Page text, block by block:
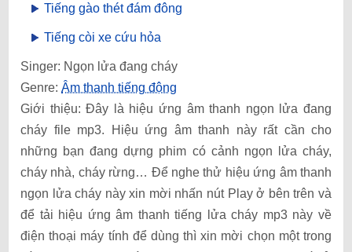
Tiếng gào thét đám đông
Tiếng còi xe cứu hỏa
Singer: Ngọn lửa đang cháy
Genre: Âm thanh tiếng động
Giới thiệu: Đây là hiệu ứng âm thanh ngọn lửa đang
cháy file mp3. Hiệu ứng âm thanh này rất cần cho
những bạn đang dựng phim có cảnh ngọn lửa cháy,
cháy nhà, cháy rừng… Để nghe thử hiệu ứng âm thanh
ngọn lửa cháy này xin mời nhấn nút Play ở bên trên và
để tải hiệu ứng âm thanh tiếng lửa cháy mp3 này về
điện thoại máy tính để dùng thì xin mời chọn một trong